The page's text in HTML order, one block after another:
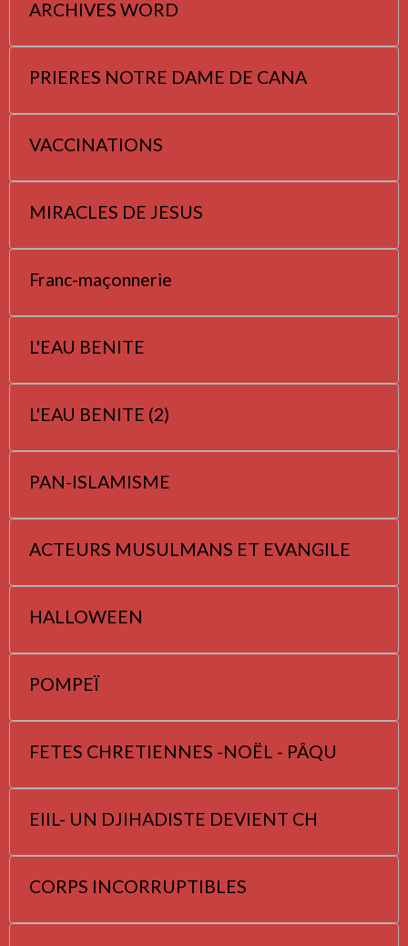
ARCHIVES WORD
PRIERES NOTRE DAME DE CANA
VACCINATIONS
MIRACLES DE JESUS
Franc-maçonnerie
L'EAU BENITE
L'EAU BENITE (2)
PAN-ISLAMISME
ACTEURS MUSULMANS ET EVANGILE
HALLOWEEN
POMPEÏ
FETES CHRETIENNES -NOËL - PÂQU
EIIL- UN DJIHADISTE DEVIENT CH
CORPS INCORRUPTIBLES